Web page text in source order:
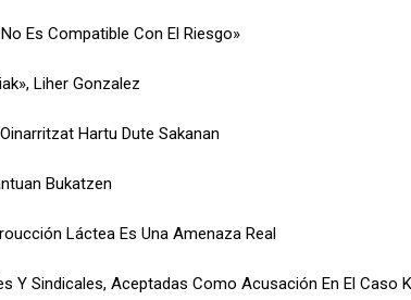
Es Compatible Con El Riesgo»
Liher Gonzalez
Hartu Dute Sakanan
Bukatzen
Láctea Es Una Amenaza Real
Y Sindicales, Aceptadas Como Acusación En El Caso